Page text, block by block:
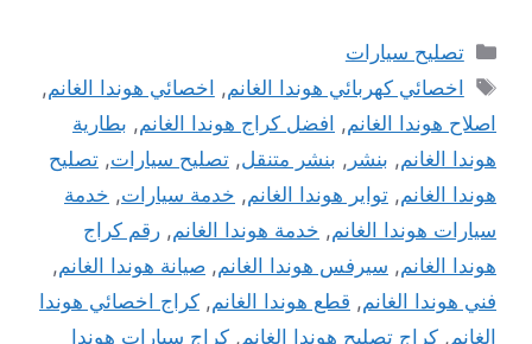
التصنيفات
تصليح سيارات
الوسوم
اخصائي كهربائي هوندا الغانم, اخصائي هوندا الغانم,
اصلاح هوندا الغانم, افضل كراج هوندا الغانم, بطارية
هوندا الغانم, بنشر , بنشر متنقل, تصليح سيارات, تصليح
هوندا الغانم, تواير هوندا الغانم, خدمة سيارات, خدمة
سيارات هوندا الغانم, خدمة هوندا الغانم, رقم كراج
هوندا الغانم, سيرفس هوندا الغانم, صيانة هوندا الغانم,
فني هوندا الغانم, قطع هوندا الغانم, كراج اخصائي هوندا
الغانم, كراج تصليح هوندا الغانم, كراج سيارات هوندا